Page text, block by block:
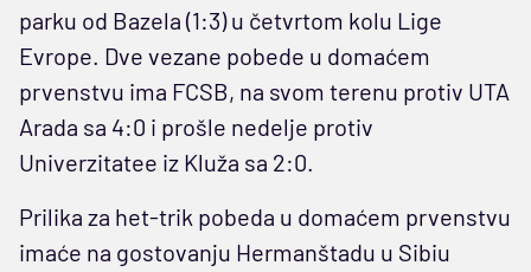
parku od Bazela (1:3) u četvrtom kolu Lige
Evrope. Dve vezane pobede u domaćem
prvenstvu ima FCSB, na svom terenu protiv UTA
Arada sa 4:0 i prošle nedelje protiv
Univerzitatee iz Kluža sa 2:0.
Prilika za het-trik pobeda u domaćem prvenstvu
imaće na gostovanju Hermanštadu u Sibiu